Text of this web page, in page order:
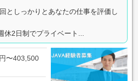
としっかりとあなたの仕事を評価し
2日制でプライベート...
〜403,500